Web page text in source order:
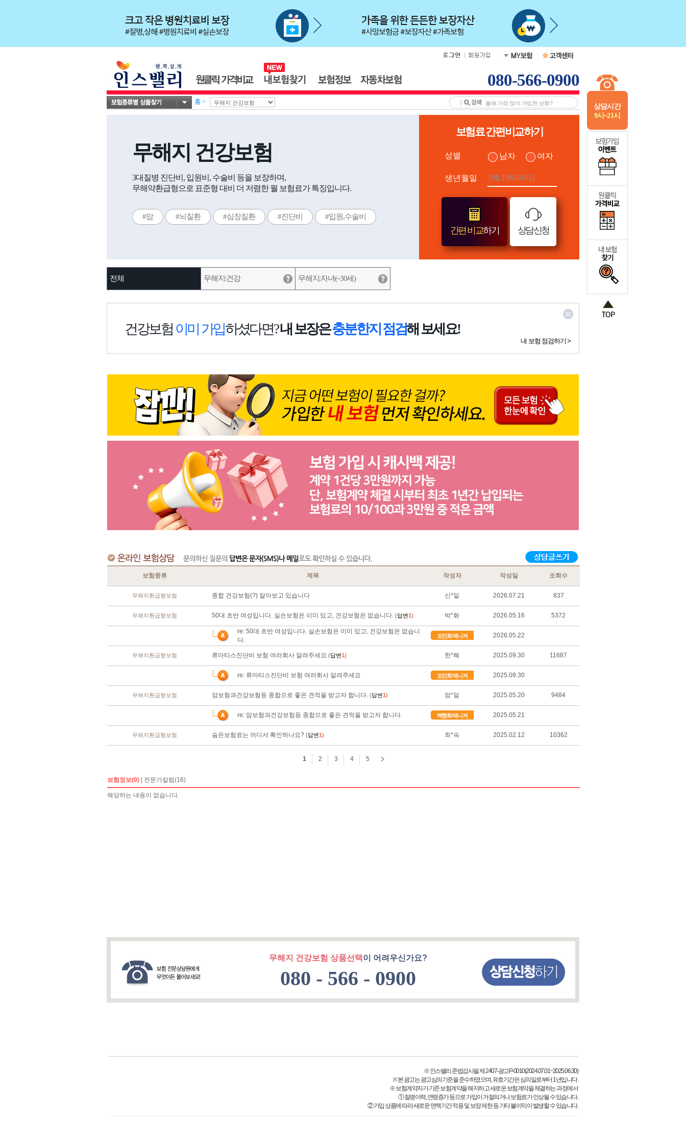
상담시간
9시~21시
080-566-0900
홈 >
무해지 건강보험
3대질병 진단비, 입원비, 수술비 등을 보장하며,
무해약환급형으로 표준형 대비 더 저렴한 월 보험료가 특징입니다.
#암 #뇌질환 #심장질환 #진단비 #입원,수술비
보험료 간편비교하기
성별 남자 여자
생년월일
간편 비교하기 상담신청
전체 무해지:건강 무해지:자녀(~30세)
건강보험 이미 가입하셨다면?내 보장은충분한지 점검해 보세요!
내 보험 점검하기 >
무해지 건강보험 상품선택 이 어려우신가요?
080 - 566 - 0900
※ 인스밸리 준법감시필 제 2407-광고P-0010(2024.07.01~2025.06.30)
※ 본 광고는 광고심의기준을 준수하였으며, 유효기간은 심의일로부터 1년입니다.
※ 보험계약자가 기존 보험계약을 해지하고 새로운 보험계약을 체결하는 과정에서
① 질병이력, 연령증가 등으로 가입이 거절되거나 보험료가 인상될 수 있습니다.
② 가입 상품에 따라 새로운 면책기간 적용 및 보장 제한 등 기타 불이익이 발생할 수 있습니다.